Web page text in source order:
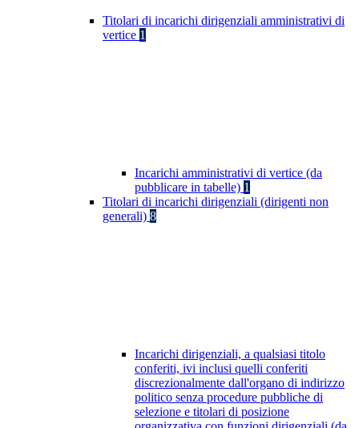
Titolari di incarichi dirigenziali amministrativi di
vertice 1
Incarichi amministrativi di vertice (da
pubblicare in tabelle) 1
Titolari di incarichi dirigenziali (dirigenti non
generali) 8
Incarichi dirigenziali, a qualsiasi titolo
conferiti, ivi inclusi quelli conferiti
discrezionalmente dall'organo di indirizzo
politico senza procedure pubbliche di
selezione e titolari di posizione